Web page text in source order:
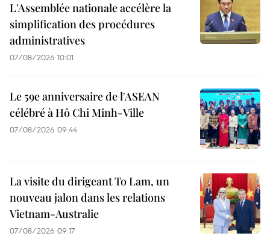
L'Assemblée nationale accélère la
simplification des procédures
administratives
07/08/2026 10:01
Le 59e anniversaire de l'ASEAN
célébré à Hô Chi Minh-Ville
07/08/2026 09:44
La visite du dirigeant To Lam, un
nouveau jalon dans les relations
Vietnam-Australie
07/08/2026 09:17